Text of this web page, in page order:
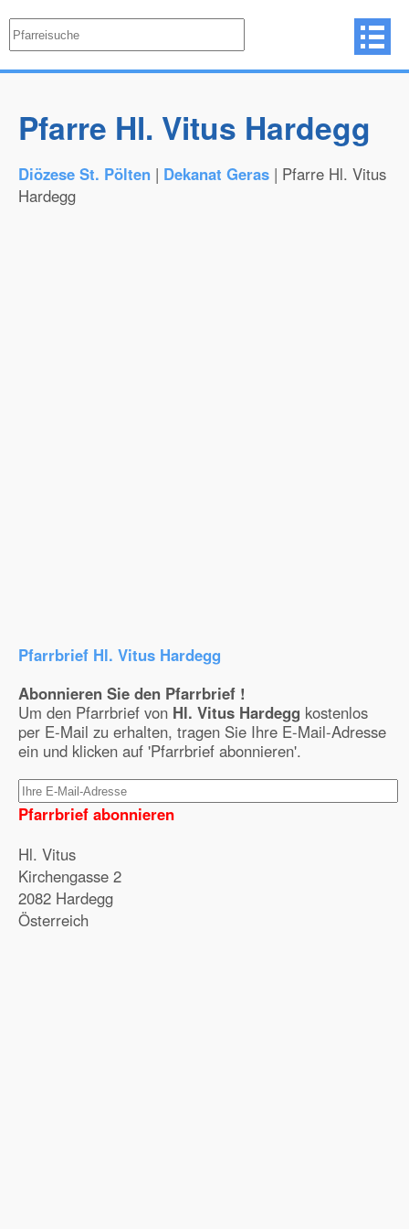
Pfarre Hl. Vitus Hardegg
Diözese St. Pölten | Dekanat Geras | Pfarre Hl. Vitus
Hardegg
Pfarrbrief Hl. Vitus Hardegg
Abonnieren Sie den Pfarrbrief !
Um den Pfarrbrief von Hl. Vitus Hardegg kostenlos
per E-Mail zu erhalten, tragen Sie Ihre E-Mail-Adresse
ein und klicken auf 'Pfarrbrief abonnieren'.
Pfarrbrief abonnieren
Hl. Vitus
Kirchengasse 2
2082 Hardegg
Österreich